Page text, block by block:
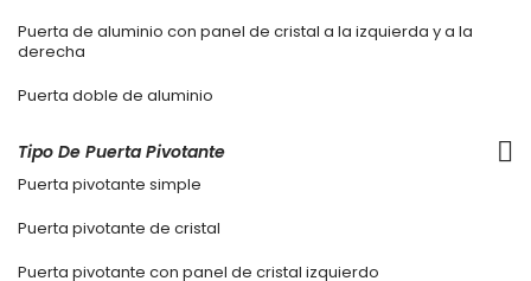
Puerta de aluminio con panel de cristal a la izquierda y a la
derecha
Puerta doble de aluminio
Tipo De Puerta Pivotante
Puerta pivotante simple
Puerta pivotante de cristal
Puerta pivotante con panel de cristal izquierdo